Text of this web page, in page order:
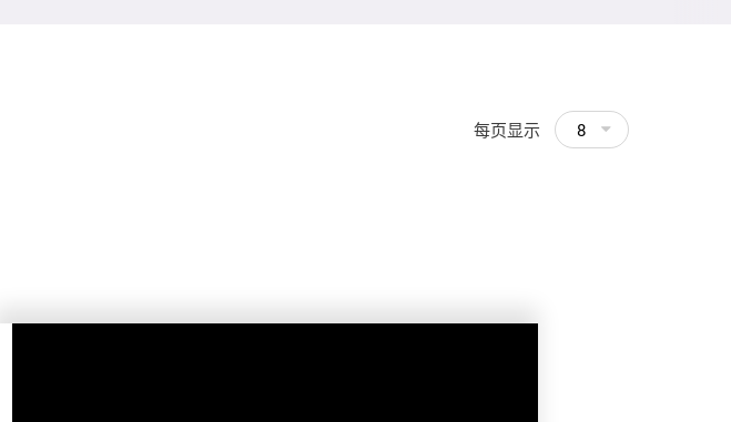
每页显示 8